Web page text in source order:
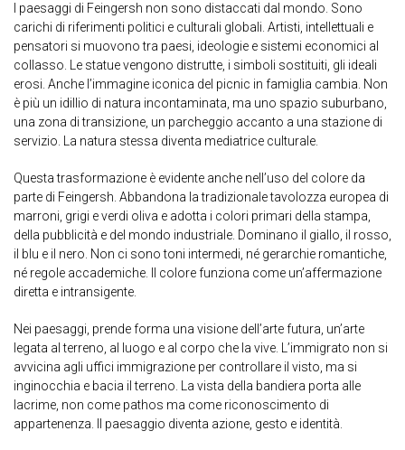
I paesaggi di Feingersh non sono distaccati dal mondo. Sono
carichi di riferimenti politici e culturali globali. Artisti, intellettuali e
pensatori si muovono tra paesi, ideologie e sistemi economici al
collasso. Le statue vengono distrutte, i simboli sostituiti, gli ideali
erosi. Anche l’immagine iconica del picnic in famiglia cambia. Non
è più un idillio di natura incontaminata, ma uno spazio suburbano,
una zona di transizione, un parcheggio accanto a una stazione di
servizio. La natura stessa diventa mediatrice culturale.
Questa trasformazione è evidente anche nell’uso del colore da
parte di Feingersh. Abbandona la tradizionale tavolozza europea di
marroni, grigi e verdi oliva e adotta i colori primari della stampa,
della pubblicità e del mondo industriale. Dominano il giallo, il rosso,
il blu e il nero. Non ci sono toni intermedi, né gerarchie romantiche,
né regole accademiche. Il colore funziona come un’affermazione
diretta e intransigente.
Nei paesaggi, prende forma una visione dell’arte futura, un’arte
legata al terreno, al luogo e al corpo che la vive. L’immigrato non si
avvicina agli uffici immigrazione per controllare il visto, ma si
inginocchia e bacia il terreno. La vista della bandiera porta alle
lacrime, non come pathos ma come riconoscimento di
appartenenza. Il paesaggio diventa azione, gesto e identità.